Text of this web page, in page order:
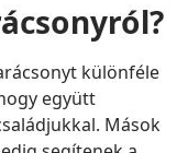
különféle
együtt
Mások